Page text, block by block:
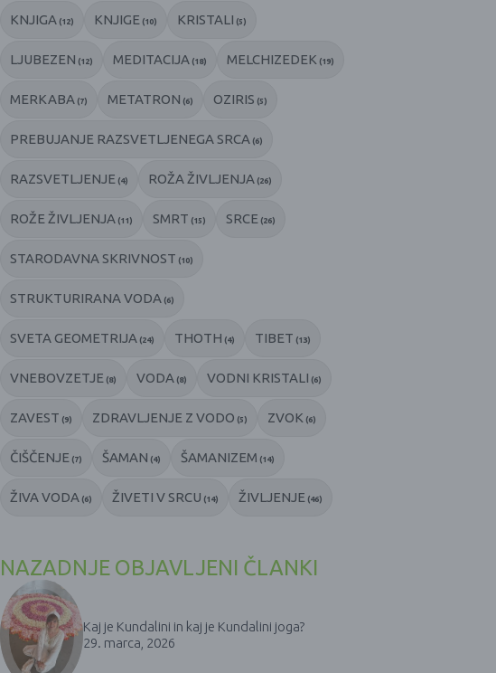
KNJIGA (12) KNJIGE (10) KRISTALI (5)
LJUBEZEN (12) MEDITACIJA (18) MELCHIZEDEK (19)
MERKABA (7) METATRON (6) OZIRIS (5)
PREBUJANJE RAZSVETLJENEGA SRCA (6)
RAZSVETLJENJE (4) ROŽA ŽIVLJENJA (26)
ROŽE ŽIVLJENJA (11) SMRT (15) SRCE (26)
STARODAVNA SKRIVNOST (10)
STRUKTURIRANA VODA (6)
SVETA GEOMETRIJA (24) THOTH (4) TIBET (13)
VNEBOVZETJE (8) VODA (8) VODNI KRISTALI (6)
ZAVEST (9) ZDRAVLJENJE Z VODO (5) ZVOK (6)
ČIŠČENJE (7) ŠAMAN (4) ŠAMANIZEM (14)
ŽIVA VODA (6) ŽIVETI V SRCU (14) ŽIVLJENJE (46)
NAZADNJE OBJAVLJENI ČLANKI
Kaj je Kundalini in kaj je Kundalini joga?
29. marca, 2026